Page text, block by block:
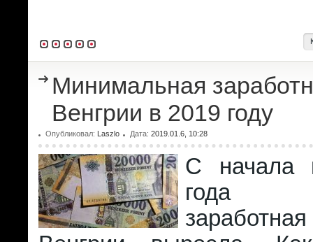
Минимальная
Венгрии в 2019 году
Опубликовал: Laszlo Дата: 2019.01.6, 10:28
С начала
года